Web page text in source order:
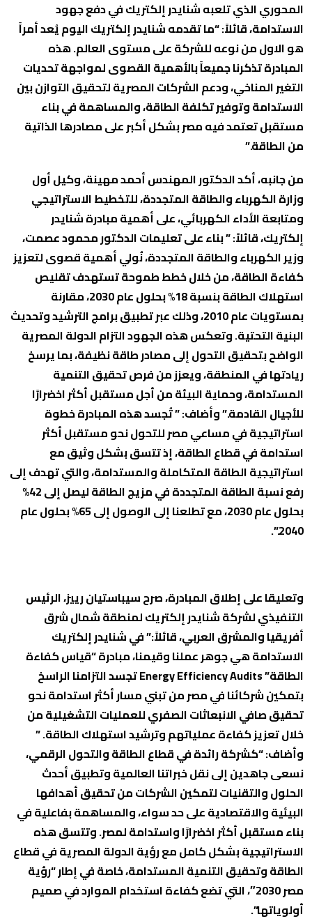
المحوري الذي تلعبه شنايدر إلكتريك في دفع جهود
الاستدامة، قائلاً: “ما تقدمه شنايدر إلكتريك اليوم يُعد أمراً
هو الاول من نوعه للشركة على مستوى العالم. هذه
المبادرة تذكرنا جميعاً بالأهمية القصوى لمواجهة تحديات
التغير المناخي، ودعم الشركات المصرية لتحقيق التوازن بين
الاستدامة وتوفير تكلفة الطاقة، والمساهمة في بناء
مستقبل تعتمد فيه مصر بشكل أكبر على مصادرها الذاتية
من الطاقة.”
من جانبه، أكد الدكتور المهندس أحمد مهينة، وكيل أول
وزارة الكهرباء والطاقة المتجددة، للتخطيط الاستراتيجي
ومتابعة الأداء الكهربائي، على أهمية مبادرة شنايدر
إلكتريك، قائلاً: ” بناء على تعليمات الدكتور محمود عصمت،
وزير الكهرباء والطاقة المتجددة، نُولي أهمية قصوى لتعزيز
كفاءة الطاقة، من خلال خطط طموحة تستهدف تقليص
استهلاك الطاقة بنسبة 18% بحلول عام 2030، مقارنة
بمستويات عام 2010، وذلك عبر تطبيق برامج الترشيد وتحديث
البنية التحتية. وتعكس هذه الجهود التزام الدولة المصرية
الواضح بتحقيق التحول إلى مصادر طاقة نظيفة، بما يرسخ
ريادتها في المنطقة، ويعزز من فرص تحقيق التنمية
المستدامة، وحماية البيئة من أجل مستقبل أكثر اخضرارًا
للأجيال القادمة.” وأضاف: ” تُجسد هذه المبادرة خطوة
استراتيجية في مساعي مصر للتحول نحو مستقبل أكثر
استدامة في قطاع الطاقة، إذ تتسق بشكل وثيق مع
استراتيجية الطاقة المتكاملة والمستدامة، والتي تهدف إلى
رفع نسبة الطاقة المتجددة في مزيج الطاقة ليصل إلى 42%
بحلول عام 2030، مع تطلعنا إلى الوصول إلى 65% بحلول عام
2040.”.
وتعليقا على إطلاق المبادرة، صرح سيباستيان رييز، الرئيس
التنفيذي لشركة شنايدر إلكتريك لمنطقة شمال شرق
أفريقيا والمشرق العربي، قائلاً:” في شنايدر إلكتريك
الاستدامة هي جوهر عملنا وقيمنا، مبادرة “قياس كفاءة
الطاقة” Energy Efficiency Audits تجسد التزامنا الراسخ
بتمكين شركائنا في مصر من تبني مسار أكثر استدامة نحو
تحقيق صافي الانبعاثات الصفري للعمليات التشغيلية من
خلال تعزيز كفاءة عملياتهم وترشيد استهلاك الطاقة. ”
وأضاف: “كشركة رائدة في قطاع الطاقة والتحول الرقمي،
نسعى جاهدين إلى نقل خبراتنا العالمية وتطبيق أحدث
الحلول والتقنيات لتمكين الشركات من تحقيق أهدافها
البيئية والاقتصادية على حد سواء، والمساهمة بفاعلية في
بناء مستقبل أكثر اخضرارًا واستدامة لمصر. وتتسق هذه
الاستراتيجية بشكل كامل مع رؤية الدولة المصرية في قطاع
الطاقة وتحقيق التنمية المستدامة، خاصة في إطار “رؤية
مصر 2030″، التي تضع كفاءة استخدام الموارد في صميم
أولوياتها”.